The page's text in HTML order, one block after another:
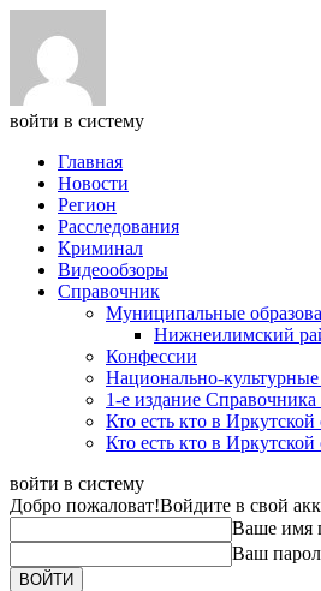
войти в систему
Главная
Новости
Регион
Расследования
Криминал
Видеообзоры
Справочник
Муниципальные
Нижнеилимский
Конфессии
Национально-
1-е издание Справочника
Кто есть кто в
Кто есть кто в
войти в систему
Добро пожаловат!Войдите в свой
Ваше имя
Ваш